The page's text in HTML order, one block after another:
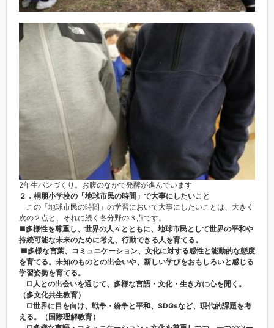
2年生パンづくり。お腹のなかで発酵が進んでいます
２．桐朋小学校の「地球市民の時間」で大事にしたいこと
この「地球市民の時間」の学習において大事にしたいことは、大きく
次の２点と、それに続く各分野の３点です。
■多様性を尊重し、世界の人々とともに、地球市民として世界の平和や
持続可能な未来のために考え、行動できる人を育てる。
■多様な言葉、コミュニケーション、文化に対する感性と能動的な態度
を育てる。未知のものとの出会いや、新しい学びをおもしろいと感じる
学習姿勢を育てる。
□人との出会いを通じて、多様な言語・文化・生き方に心を開く。
（多文化共生教育）
□世界に目を向け、戦争・紛争と平和、SDGsなど、現代的課題を考
える。（国際理解教育）